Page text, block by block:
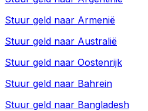
Stuur geld naar Armenië
Stuur geld naar Australië
Stuur geld naar Oostenrijk
Stuur geld naar Bahrein
Stuur geld naar Bangladesh